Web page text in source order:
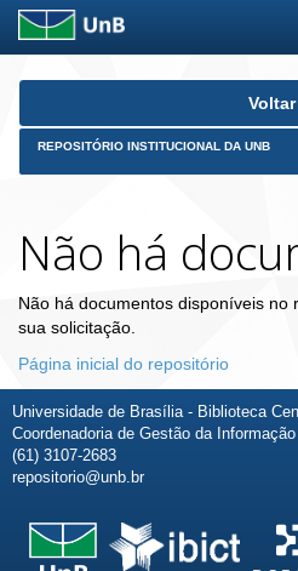
Skip
Voltar
REPOSITÓRIO INSTITUCIONAL DA UNB
Não há
Não há documentos disponíveis no
sua solicitação.
Página inicial do repositório
Universidade de Brasília - Biblioteca
Coordenadoria de Gestão da
(61) 3107-2683
repositorio@unb.br